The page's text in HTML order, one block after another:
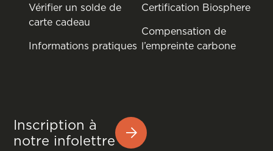
Vérifier un solde de
carte cadeau
Informations pratiques
Certification Biosphere
Compensation de
l’empreinte carbone
Inscription à
notre infolettre